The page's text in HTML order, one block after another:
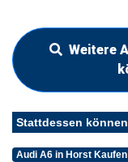
Weitere
Stattdessen
Audi A6 in Horst